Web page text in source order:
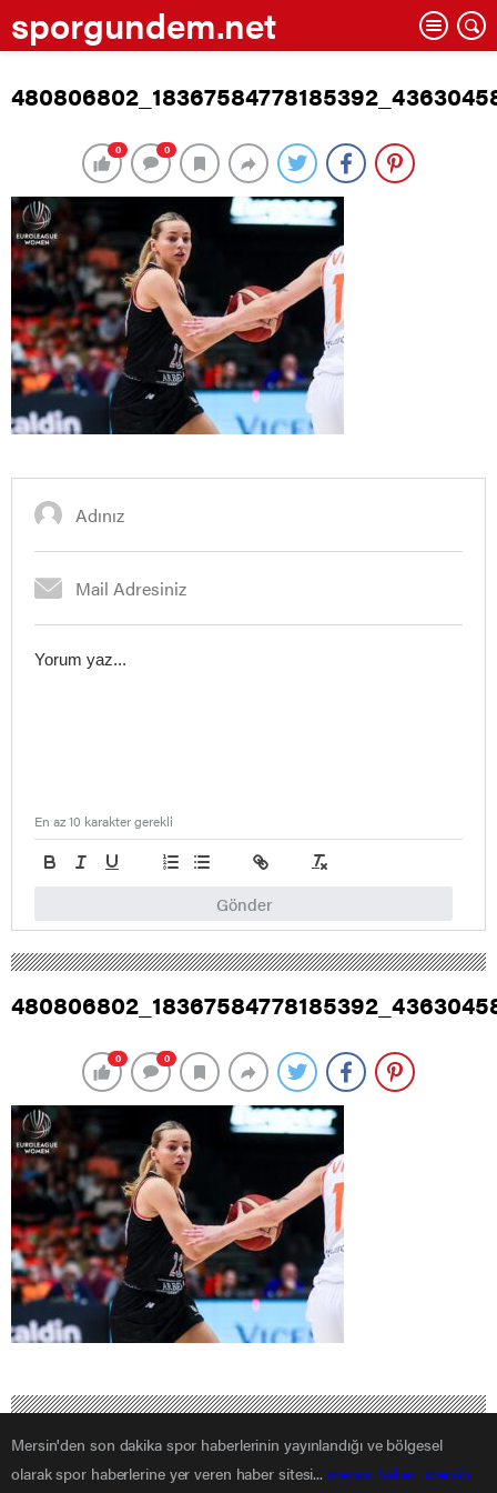
sporgundem.net
0 0
Gönder
En az 10 karakter gerekli
0 0
Mersin'den son dakika spor haberlerinin yayınlandığı ve bölgesel
olarak spor haberlerine yer veren haber sitesi... mersin haber mersin